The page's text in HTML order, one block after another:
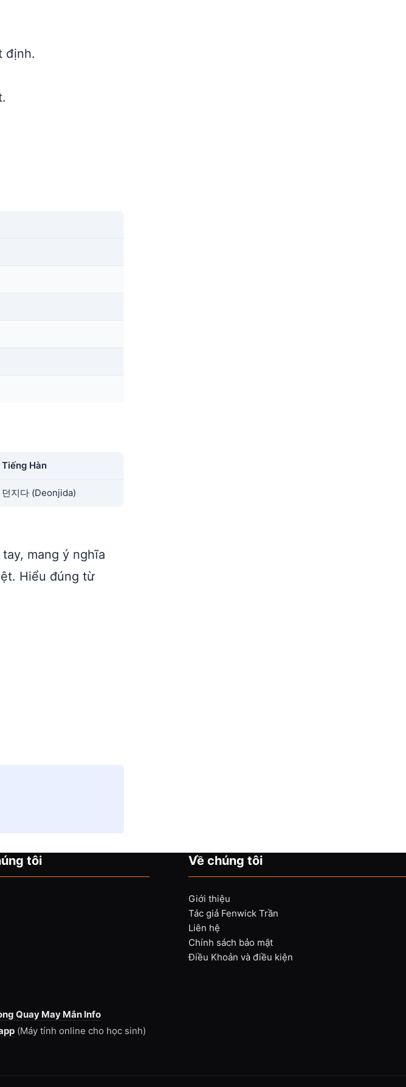
định.
Tiếng Hàn
던지다 (Deonjida)
mang ý nghĩa
Hiểu đúng từ
tôi
Quay May Mắn Info
(Máy tính online cho học sinh)
Về chúng tôi
Giới thiệu
Tác giả Fenwick Trần
Liên hệ
Chính sách bảo mật
Điều Khoản và điều kiện